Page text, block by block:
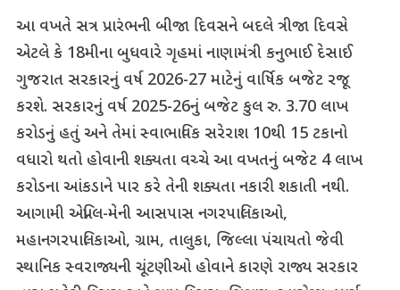
આ વખતે સત્ર પ્રારંભની બીજા દિવસને બદલે ત્રીજા દિવસે
એટલે કે 18મીના બુધવારે ગૃહમાં નાણામંત્રી કનુભાઈ દેસાઈ
ગુજરાત સરકારનું વર્ષ 2026-27 માટેનું વાર્ષિક બજેટ રજૂ
કરશે. સરકારનું વર્ષ 2025-26નું બજેટ કુલ રુ. 3.70 લાખ
કરોડનું હતું અને તેમાં સ્વાભાવિક સરેરાશ 10થી 15 ટકાનો
વધારો થતો હોવાની શક્યતા વચ્ચે આ વખતનું બજેટ 4 લાખ
કરોડના આંકડાને પાર કરે તેની શક્યતા નકારી શકાતી નથી.
આગામી એપ્રિલ-મેની આસપાસ નગરપાલિકાઓ,
મહાનગરપાલિકાઓ, ગ્રામ, તાલુકા, જિલ્લા પંચાયતો જેવી
સ્થાનિક સ્વરાજ્યની ચૂંટણીઓ હોવાને કારણે રાજ્ય સરકાર